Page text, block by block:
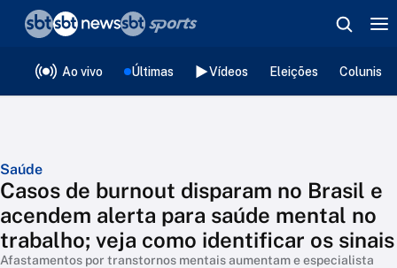
Ao vivo Últimas Vídeos Eleições
Saúde
Casos de burnout disparam no Brasil e
acendem alerta para saúde mental no
trabalho; veja como identificar os sinais
Afastamentos por transtornos mentais aumentam e especialista
❮voltar
Editorias